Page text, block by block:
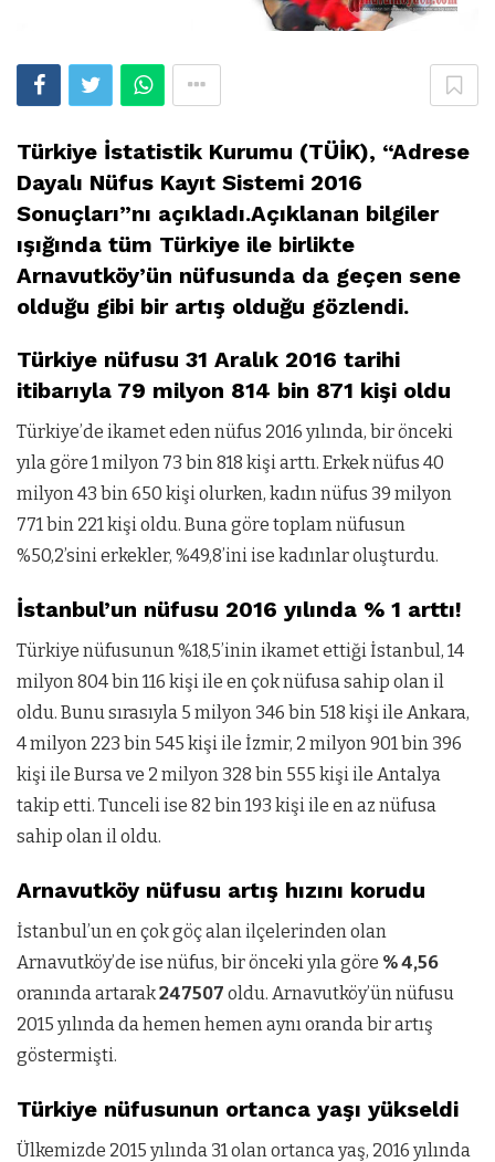
Türkiye İstatistik Kurumu (TÜİK), “Adrese
Dayalı Nüfus Kayıt Sistemi 2016
Sonuçları”nı açıkladı.Açıklanan bilgiler
ışığında tüm Türkiye ile birlikte
Arnavutköy’ün nüfusunda da geçen sene
olduğu gibi bir artış olduğu gözlendi.
Türkiye nüfusu 31 Aralık 2016 tarihi
itibarıyla 79 milyon 814 bin 871 kişi oldu
Türkiye’de ikamet eden nüfus 2016 yılında, bir önceki
yıla göre 1 milyon 73 bin 818 kişi arttı. Erkek nüfus 40
milyon 43 bin 650 kişi olurken, kadın nüfus 39 milyon
771 bin 221 kişi oldu. Buna göre toplam nüfusun
%50,2’sini erkekler, %49,8’ini ise kadınlar oluşturdu.
İstanbul’un nüfusu 2016 yılında % 1 arttı!
Türkiye nüfusunun %18,5’inin ikamet ettiği İstanbul, 14
milyon 804 bin 116 kişi ile en çok nüfusa sahip olan il
oldu. Bunu sırasıyla 5 milyon 346 bin 518 kişi ile Ankara,
4 milyon 223 bin 545 kişi ile İzmir, 2 milyon 901 bin 396
kişi ile Bursa ve 2 milyon 328 bin 555 kişi ile Antalya
takip etti. Tunceli ise 82 bin 193 kişi ile en az nüfusa
sahip olan il oldu.
Arnavutköy nüfusu artış hızını korudu
İstanbul’un en çok göç alan ilçelerinden olan
Arnavutköy’de ise nüfus, bir önceki yıla göre % 4,56
oranında artarak247507 oldu. Arnavutköy’ün nüfusu
2015 yılında da hemen hemen aynı oranda bir artış
göstermişti.
Türkiye nüfusunun ortanca yaşı yükseldi
Ülkemizde 2015 yılında 31 olan ortanca yaş, 2016 yılında